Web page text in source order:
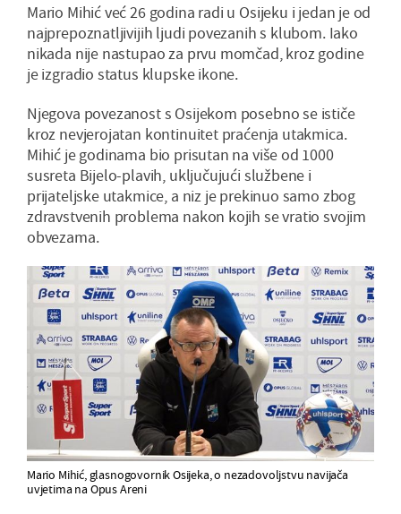
Mario Mihić već 26 godina radi u Osijeku i jedan je od
najprepoznatljivijih ljudi povezanih s klubom. Iako
nikada nije nastupao za prvu momčad, kroz godine
je izgradio status klupske ikone.
Njegova povezanost s Osijekom posebno se ističe
kroz nevjerojatan kontinuitet praćenja utakmica.
Mihić je godinama bio prisutan na više od 1000
susreta Bijelo-plavih, uključujući službene i
prijateljske utakmice, a niz je prekinuo samo zbog
zdravstvenih problema nakon kojih se vratio svojim
obvezama.
Mario Mihić, glasnogovornik Osijeka, o nezadovoljstvu navijača
uvjetima na Opus Areni